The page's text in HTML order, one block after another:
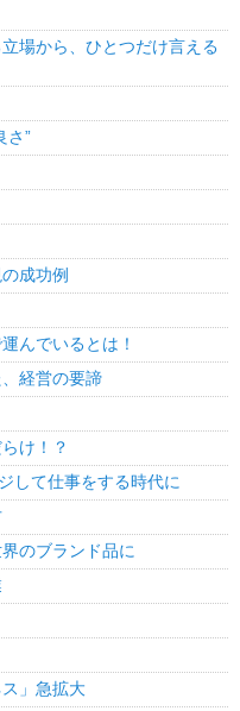
場から、ひとつだけ言える
さ”
成功例
んでいるとは！
経営の要諦
け！？
して仕事をする時代に
のブランド品に
ス」急拡大